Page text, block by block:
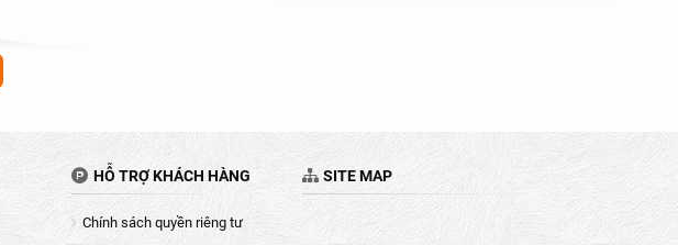
HỖ TRỢ KHÁCH HÀNG
Chính sách quyền riêng tư
SITE MAP